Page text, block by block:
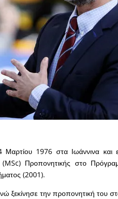
Μαρτίου 1976 στα Ιωάννινα και
Προπονητικής στο
(2001).
ξεκίνησε την προπονητική του